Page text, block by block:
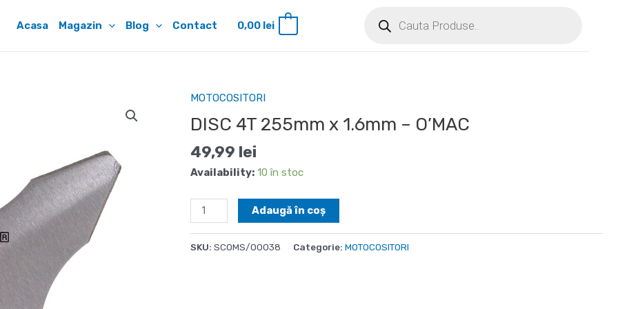
Acasa Magazin Blog Contact 0,00 lei
MOTOCOSITORI
DISC 4T 255mm x 1.6mm – O’MAC
49,99 lei
Availability: 10 în stoc
Cantitate
DISC
Adaugă în coș
SKU: SCOMS/00038 Categorie: MOTOCOSITORI